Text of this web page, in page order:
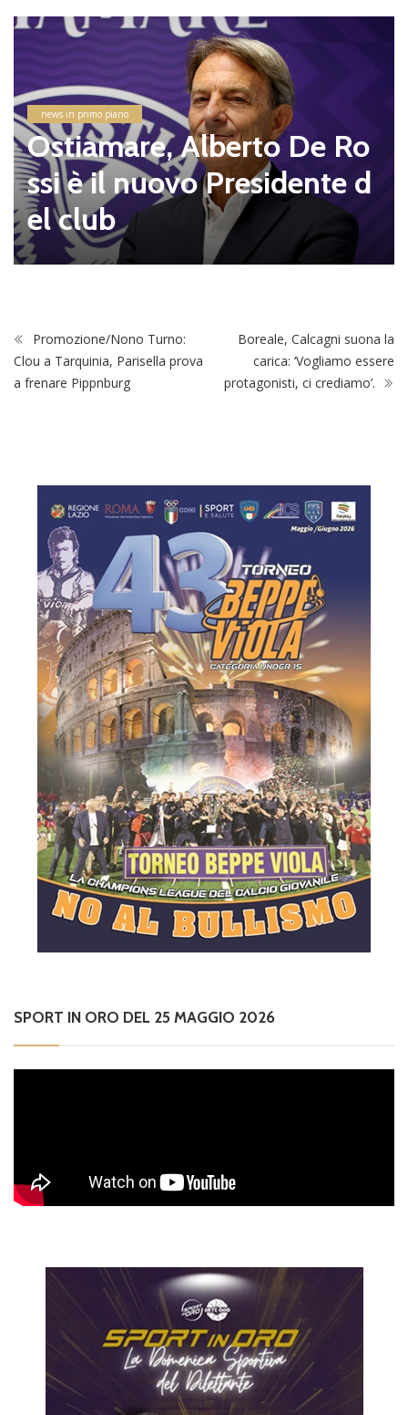
news in primo piano
Ostiamare, Alberto De Ro
ssi è il nuovo Presidente d
el club
Promozione/Nono Turno:
Clou a Tarquinia, Parisella prova
a frenare Pippnburg
Boreale, Calcagni suona la
carica: ‘Vogliamo essere
protagonisti, ci crediamo’.
SPORT IN ORO DEL 25 MAGGIO 2026